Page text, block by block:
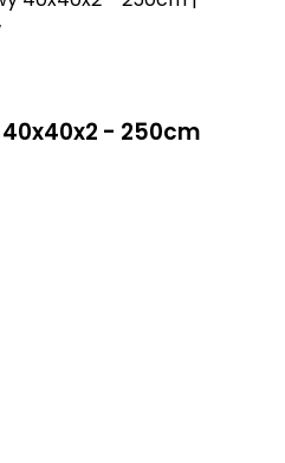
- 250cm